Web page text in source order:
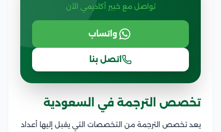
تواصل مع خبير أكاديمي الآن
واتساب
اتصل بنا
تخصص الترجمة في السعودية
يعد تخصص الترجمة من التخصصات التي يقبل إليها أعداد